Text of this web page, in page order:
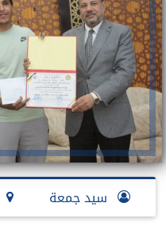
سيد جمعة